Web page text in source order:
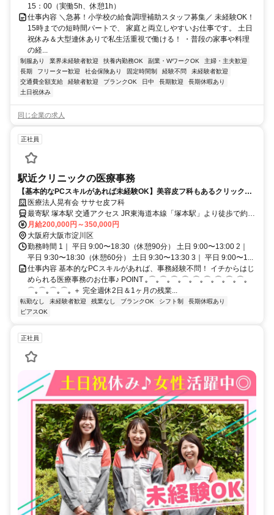
15：00（実働5h、休憩1h）
仕事内容 ＼急募！小学校の給食調理補助スタッフ募集／ 未経験OK！
15時までの短時間パートで、 家庭と両立しやすいお仕事です。 土日
祝休み＆大型連休ありで私生活重視で働ける！ ・普段の家事や料理
の経...
制服あり 業界未経験者歓迎 扶養内勤務OK 副業・WワークOK
主婦・主夫歓迎
長期
フリーター歓迎 社会保険あり 固定時間制 経験不問
未経験者歓迎
交通費全額支給
経験者歓迎 ブランクOK 日中 長期歓迎
長期休暇あり
土日祝休み
同じ企業の求人
正社員
駅近クリニックの医療事務
【基本的なPCスキルがあれば未経験OK】美容皮フ科もあるクリックの
事務！駅徒歩1分＆残業なし
医療法人晃有会 ササセ皮フ科
最寄駅 塚本駅 交通アクセス JR東海道本線「塚本駅」より徒歩で約1
月給200,000円～350,000円
大阪府大阪市淀川区
勤務時間 1｜ 平日 9:00〜18:30（休憩90分） 土日 9:00〜13:00 2｜
平日 9:30〜18:30（休憩60分） 土日 9:30〜13:30 3｜ 平日 9:00〜1...
仕事内容 基本的なPCスキルがあれば、事務経験不問！ イチからはじ
められる医療事務のお仕事♪ POINT ｡⌒｡⌒｡⌒｡⌒｡⌒｡⌒｡⌒｡⌒｡⌒｡
⌒｡⌒｡⌒｡⌒｡ ＋ 完全週休2日＆1ヶ月の残業...
転勤なし 未経験者歓迎 残業なし ブランクOK シフト制
長期休暇あり
ピアスOK
正社員